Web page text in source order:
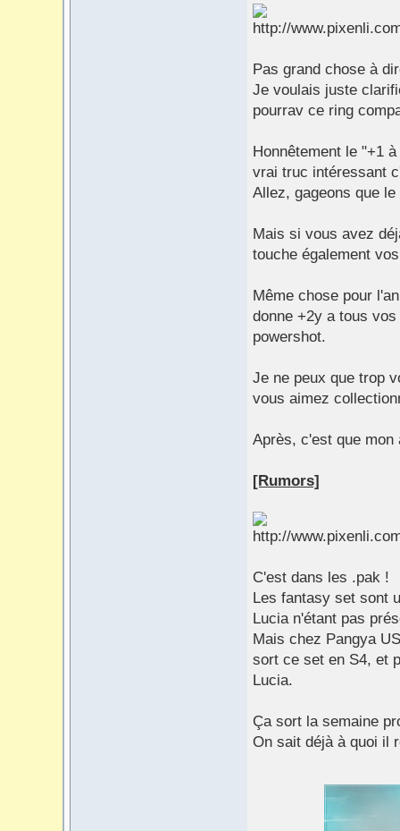
Pas grand chose à
Je voulais juste
pourrav ce ring
Honnêtement le "+1
vrai truc intéressant
Allez, gageons que
Mais si vous avez
touche également
Même chose pour
donne +2y a tous
powershot.
Je ne peux que trop
vous aimez
Après, c'est que mon
[Rumors]
C'est dans les .pak !
Les fantasy set sont
Lucia n'étant pas
Mais chez Pangya
sort ce set en S4, et
Lucia.
Ça sort la semaine
On sait déjà à quoi il